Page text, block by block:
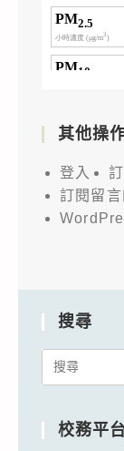
其他操
登入
訂閱留
搜尋
Search
校務平